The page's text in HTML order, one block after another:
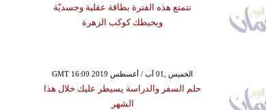
تتمتع هذه الفترة بطاقة عقلية وجسديّة
ويحيطك كوكب الزهرة
GMT 16:09 2019 الخميس ,01 آب / أغسطس
حلم السفر والدراسة يسيطر عليك خلال هذا
الشهر